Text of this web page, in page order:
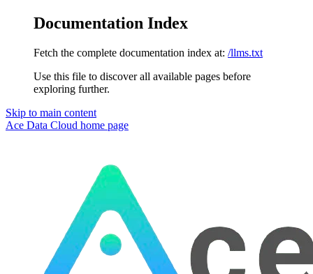
Documentation Index
Fetch the complete documentation index at: /llms.txt
Use this file to discover all available pages before
exploring further.
Skip to main content
Ace Data Cloud home page